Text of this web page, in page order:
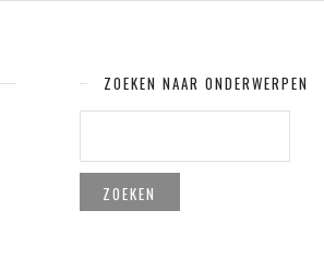
ZOEKEN NAAR ONDERWERPEN